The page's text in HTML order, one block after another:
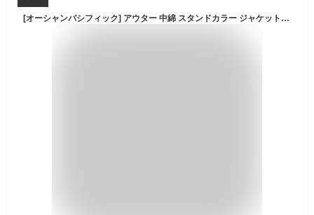
[オーシャンパシフィック] アウター 中綿 スタンドカラー ジャケット セブンツー143122 ボーイズ MTD 160